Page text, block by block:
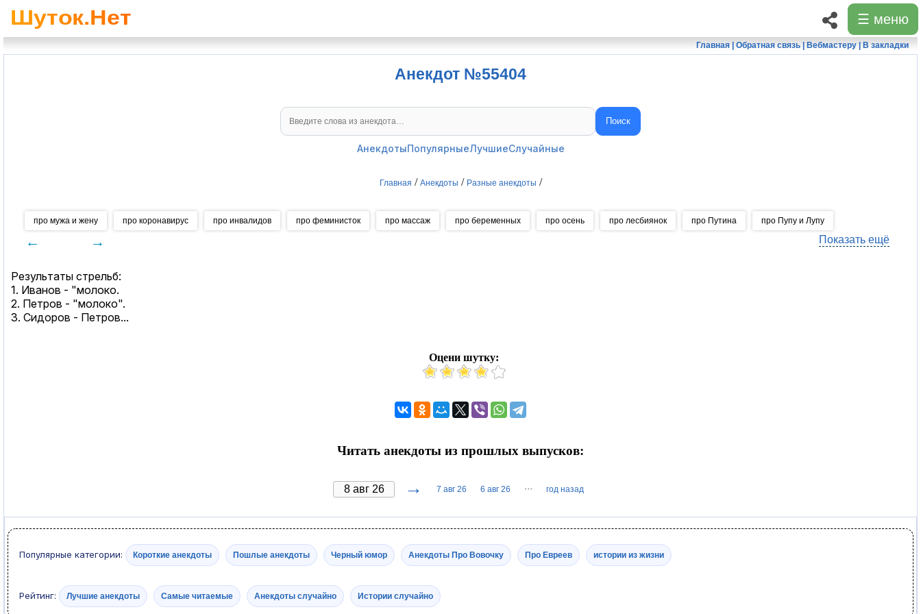
☰ меню
Главная| Обратная связь| Вебмастеру| В закладки
Анекдот №55404
Поиск
АнекдотыПопулярныеЛучшиеСлучайные
Главная / Анекдоты / Разные анекдоты /
про мужа и жену про коронавирус про инвалидов про феминисток про массаж про беременных про осень про лесбиянок про Путина про Пупу и Лупу
← → Показать ещё
Результаты стрельб:
1. Иванов - "молоко.
2. Петров - "молоко".
3. Сидоров - Петров...
Оцени шутку:
Читать анекдоты из прошлых выпусков:
→ 7 авг 26 6 авг 26 ··· год назад
Популярные категории: Короткие анекдоты Пошлые анекдоты Черный юмор Анекдоты Про Вовочку Про Евреев истории из жизни
Рейтинг: Лучшие анекдоты Самые читаемые Анекдоты случайно Истории случайно